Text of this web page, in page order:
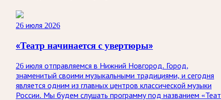
26 июля 2026
«Театр начинается с увертюры»
26 июля отправляемся в Нижний Новгород. Город,
знаменитый своими музыкальными традициями, и сегодня
является одним из главных центров классической музыки
России. Мы будем слушать программу под названием